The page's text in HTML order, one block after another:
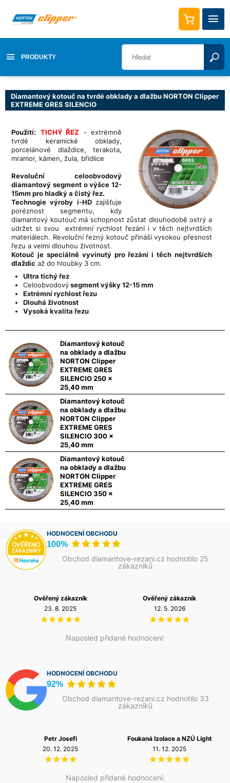
PRODUKTY
Diamantový kotouč na tvrdé obklady a dlažbu NORTON Clipper
EXTREME GRES SILENCIO
Použití: TICHÝ ŘEZ - extrémně
tvrdé keramické obklady,
porcelánové dlaždice, terakota,
mramor, kámen, žula, břidlice
Revoluční celoobvodový
diamantový segment o výšce 12-
15mm pro hladký a čistý řez.
Technogie výroby i-HD zajišťuje
poréznost segmentu, kdy
diamantový koutouč má schopnost zůstat dlouhodobě ostrý a
udržet si svou extrémní rychlost řezání i v těch nejtvrdších
materiálech. Revoluční řezný kotouč přináší vysokou přesnost
řezu a velmi dlouhou životnost.
Kotouč je speciálně vyvinutý pro řezání i těch nejtvrdších
dlaždic až do hloubky 3 cm.
Ultra tichý řez
Celoobvodovýsegment výšky 12-15 mm
Extrémní rychlost řezu
Dlouhá životnost
Vysoká kvalita řezu
Diamantový kotouč
na obklady a dlažbu
NORTON Clipper
EXTREME GRES
SILENCIO 250 x
25,40 mm
Diamantový kotouč
na obklady a dlažbu
NORTON Clipper
EXTREME GRES
SILENCIO 300 x
25,40 mm
Diamantový kotouč
na obklady a dlažbu
NORTON Clipper
EXTREME GRES
SILENCIO 350 x
25,40 mm
HODNOCENÍ OBCHODU
100%
Obchod diamantove-rezani.cz hodnotilo 25
zákazníků
Naposled přidané hodnocení:
Ověřený zákazník
23. 8. 2025
Ověřený zákazník
12. 5. 2026
HODNOCENÍ OBCHODU
92%
Obchod diamantove-rezani.cz hodnotilo 33
zákazníků
Naposled přidané hodnocení:
Petr Josefi
20. 12. 2025
Foukaná Izolace a NZÚ Light
11. 12. 2025